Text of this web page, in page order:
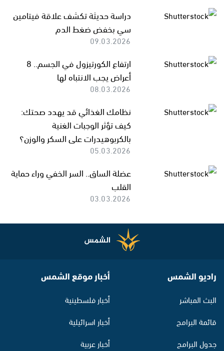
دراسة حديثة تكشف علاقة فيتامين
سي بخفض ضغط الدم
09.03.2026
ارتفاع الكورتيزول في الجسم.. 8
أعراض يجب الانتباه لها
08.03.2026
نظامك الغذائي قد يهدد صحتك:
كيف تؤثر الوجبات الغنية
بالكربوهيدرات على السكر والوزن؟
05.03.2026
عضلة الساق.. السر الخفي وراء حماية
القلب
03.03.2026
راديو الشمس
البث المباشر
قائمة البرامج
جدول البرامج
أخبار موقع الشمس
أخبار فلسطينية
أخبار اسرائيلية
أخبار عربية